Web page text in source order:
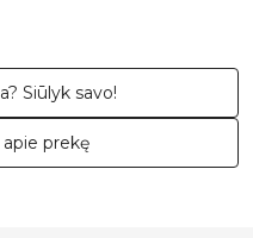
Siūlyk savo!
apie prekę